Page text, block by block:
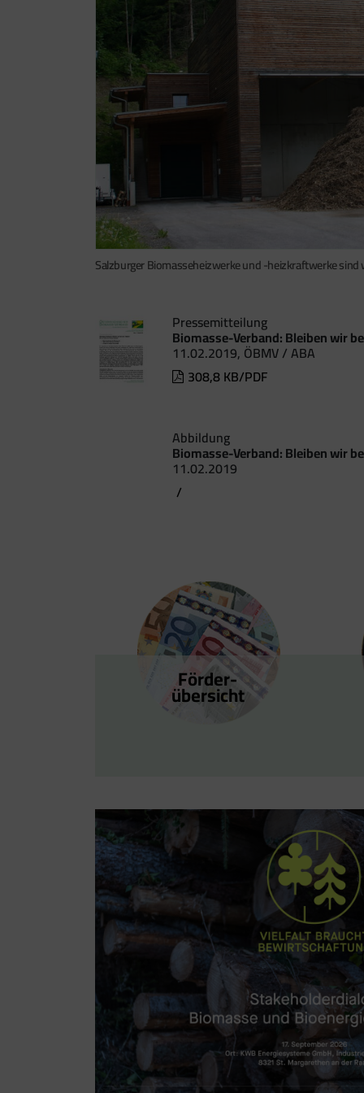
Salzburger Biomasseheizwerke und -heizkraftwerke
Pressemitteilung
Biomasse-Verband: Bleiben wir
11.02.2019, ÖBMV / ABA
308,8 KB/PDF
Abbildung
Biomasse-Verband: Bleiben wir
11.02.2019
/
Förder­
übersicht